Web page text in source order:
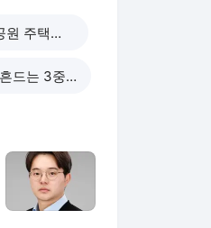
용산공원 주택공급
증시 흔드는 3중 쏠림